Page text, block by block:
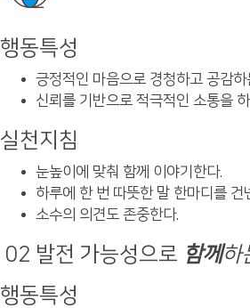
행동특성
긍정적인 마음으로 경청하고 공감하
신뢰를 기반으로 적극적인 소통을
실천지침
눈높이에 맞춰 함께 이야기한다.
하루에 한 번 따뜻한 말 한마디를 건
소수의 의견도 존중한다.
02 발전 가능성으로 함께하
행동특성